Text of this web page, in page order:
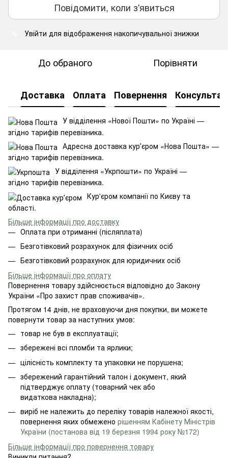
Повідомити, коли з'явиться
Увійти для відображення накопичувальної знижки
До обраного Порівняти
Доставка Оплата Повернення
У відділення «Нової Пошти» по Україні —
згідно тарифів перевізника.
Адресна доставка курʼєром «Нова Пошта» —
згідно тарифів перевізника.
У відділення «Укрпошти» по Україні —
згідно тарифів перевізника.
Кур'єром компанії по Києву та
області.
Більше інформації про доставку
Оплата при отриманні (післяплата)
Безготівковий розрахунок для фізичних осіб
Безготівковий розрахунок для юридичних осіб
Більше інформації про оплату
Повернення товару здійснюється відповідно до Закону
України «Про захист прав споживачів».
Протягом 14 днів, не враховуючи дня покупки, ви можете
повернути товар за наступних умов:
товар не був в експлуатації;
збережені всі пломби та ярлики;
цілісність комплекту та упаковки не порушена;
збережений гарантійний талон і документ, який
підтверджує оплату (товарний чек або
видаткова накладна);
виріб не належить до переліку товарів належної якості,
повернення яких обмежено рішенням Кабінету Міністрів
України (постанова від 19 березня 1994 року №172)
Більше інформації про повернення товару